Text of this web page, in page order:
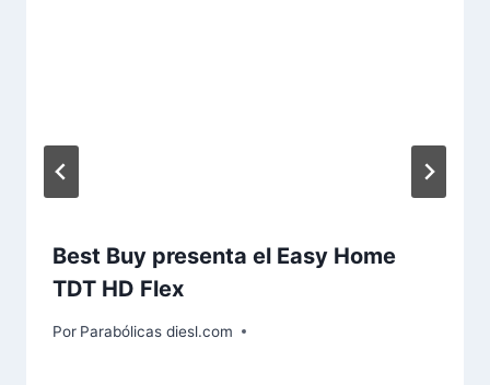
Best Buy presenta el Easy Home
TDT HD Flex
Por Parabólicas diesl.com